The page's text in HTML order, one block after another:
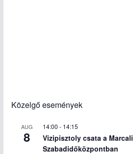
Közelgő események
AUG
8
14:00 - 14:15
Vizipisztoly csata a
Szabadidőközpontban